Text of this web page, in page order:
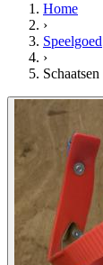
Home
›
Speelgoed
›
Schaatsen